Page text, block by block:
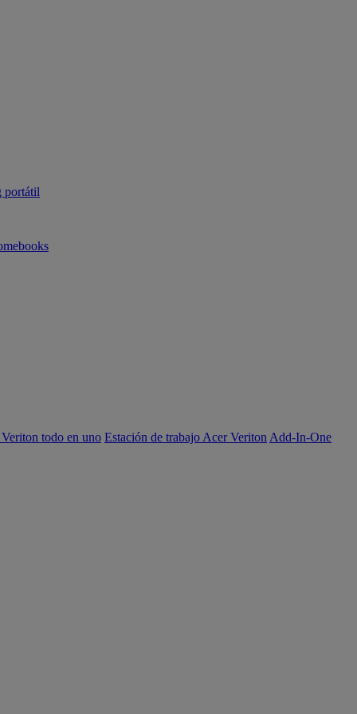
portátil
todo en uno Estación de trabajo Acer Veriton Add-In-One